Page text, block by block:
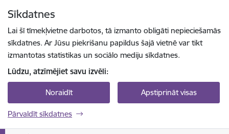
Sīkdatnes
Lai šī tīmekļvietne darbotos, tā izmanto obligāti nepieciešamās
sīkdatnes. Ar Jūsu piekrišanu papildus šajā vietnē var tikt
izmantotas statistikas un sociālo mediju sīkdatnes.
Lūdzu, atzīmējiet savu izvēli:
Noraidīt Apstiprināt visas
Pārvaldīt sīkdatnes